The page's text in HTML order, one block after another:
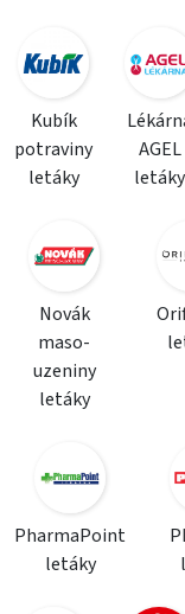
Kubík
potraviny
letáky
AGEL
letáky
Novák
maso-
uzeniny
letáky
PharmaPoint
letáky